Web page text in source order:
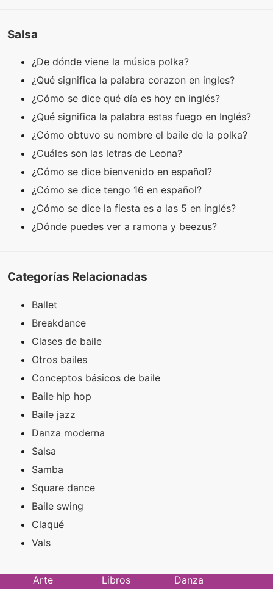
Salsa
¿De dónde viene la música polka?
¿Qué significa la palabra corazon en ingles?
¿Cómo se dice qué día es hoy en inglés?
¿Qué significa la palabra estas fuego en Inglés?
¿Cómo obtuvo su nombre el baile de la polka?
¿Cuáles son las letras de Leona?
¿Cómo se dice bienvenido en español?
¿Cómo se dice tengo 16 en español?
¿Cómo se dice la fiesta es a las 5 en inglés?
¿Dónde puedes ver a ramona y beezus?
Categorías Relacionadas
Ballet
Breakdance
Clases de baile
Otros bailes
Conceptos básicos de baile
Baile hip hop
Baile jazz
Danza moderna
Salsa
Samba
Square dance
Baile swing
Claqué
Vals
Arte Libros Danza